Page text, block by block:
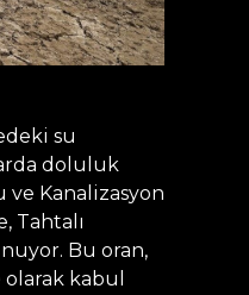
su
doluluk
ve Kanalizasyon
Tahtalı
Bu oran,
kabul